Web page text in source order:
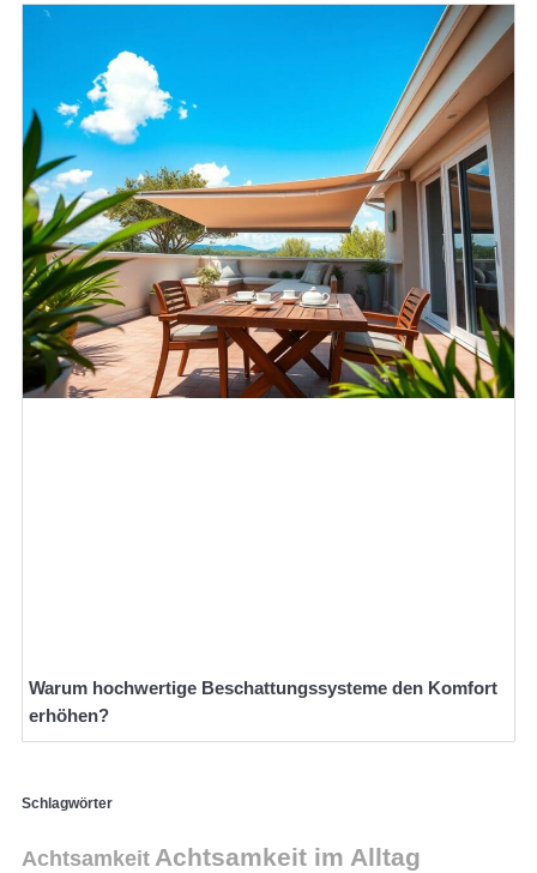
Warum hochwertige Beschattungssysteme den Komfort
erhöhen?
Schlagwörter
Achtsamkeit Achtsamkeit im Alltag